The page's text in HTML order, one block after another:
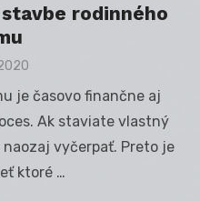
rodinného
je časovo finančne aj
Ak staviate vlastný
vyčerpať. Preto je
ktoré …